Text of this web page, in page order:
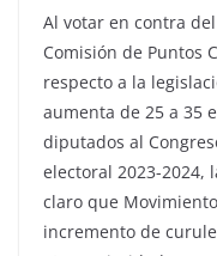
Al votar en contra
Comisión de Puntos
respecto a la
aumenta de 25 a 35
diputados al
electoral 2023-2024,
claro que
incremento de